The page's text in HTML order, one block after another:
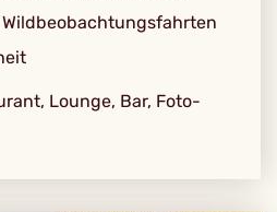
Lounge, Bar, Foto-